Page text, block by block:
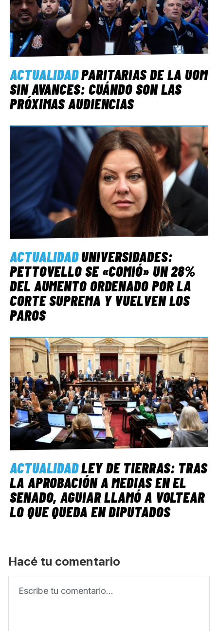
ACTUALIDADPARITARIAS DE LA UOM
SIN AVANCES: CUÁNDO SON LAS
PRÓXIMAS AUDIENCIAS
ACTUALIDADUNIVERSIDADES:
PETTOVELLO SE «COMIÓ» UN 28%
DEL AUMENTO ORDENADO POR LA
CORTE SUPREMA Y VUELVEN LOS
PAROS
ACTUALIDADLEY DE TIERRAS: TRAS
LA APROBACIÓN A MEDIAS EN EL
SENADO, AGUIAR LLAMÓ A VOLTEAR
LO QUE QUEDA EN DIPUTADOS
Hacé tu comentario